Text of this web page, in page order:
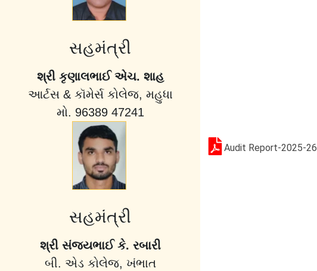
સહમંત્રી
શ્રી કૃણાલભાઈ એચ. શાહ
આર્ટસ & કૉમેર્સ કોલેજ, મહુધા
મો. 96389 47241
સહમંત્રી
શ્રી સંજયભાઈ કે. રબારી
બી. એડ કોલેજ, ખંભાત
Audit Report-2025-26